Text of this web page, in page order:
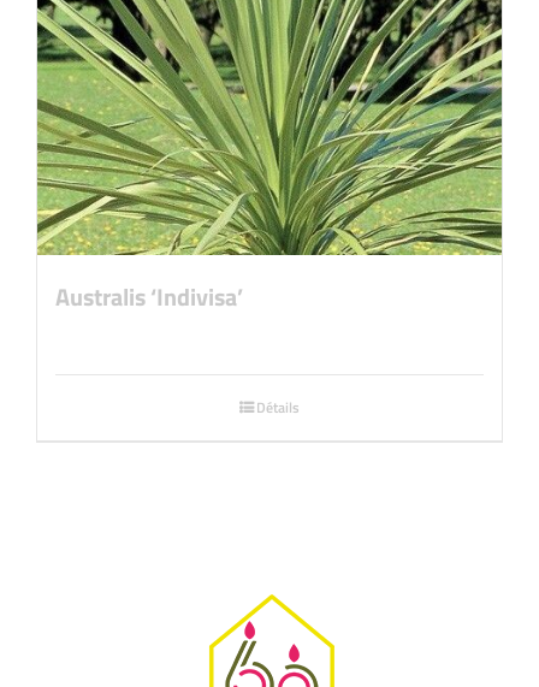
Australis ‘Indivisa’
Détails